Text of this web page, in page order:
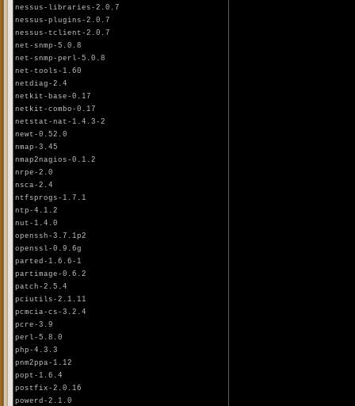
nessus-libraries-2.0.7
nessus-plugins-2.0.7
nessus-tclient-2.0.7
net-snmp-5.0.8
net-snmp-perl-5.0.8
net-tools-1.60
netdiag-2.4
netkit-base-0.17
netkit-combo-0.17
netstat-nat-1.4.3-2
newt-0.52.0
nmap-3.45
nmap2nagios-0.1.2
nrpe-2.0
nsca-2.4
ntfsprogs-1.7.1
ntp-4.1.2
nut-1.4.0
openssh-3.7.1p2
openssl-0.9.6g
parted-1.6.6-1
partimage-0.6.2
patch-2.5.4
pciutils-2.1.11
pcmcia-cs-3.2.4
pcre-3.9
perl-5.8.0
php-4.3.3
pnm2ppa-1.12
popt-1.6.4
postfix-2.0.16
powerd-2.1.0